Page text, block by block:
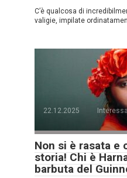
C’è qualcosa di
valigie, impilate
22.12.2025
Non si è rasata e
storia! Chi è
barbuta del